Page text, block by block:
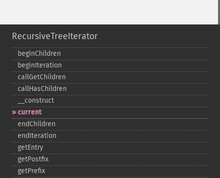
RecursiveTreeIterator
beginChildren
beginIteration
callGetChildren
callHasChildren
_​_​construct
current
endChildren
endIteration
getEntry
getPostfix
getPrefix